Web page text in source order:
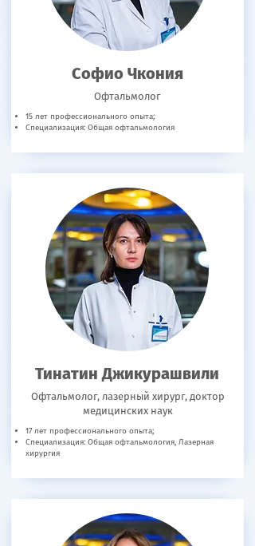
Софио Чкония
Офтальмолог
15 лет профессионального опыта;
Специализация: Общая офтальмология
Тинатин Джикурашвили
Офтальмолог, лазерный хирург, доктор
медицинских наук
17 лет профессионального опыта;
Специализация: Общая офтальмология, Лазерная
хирургия